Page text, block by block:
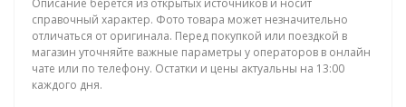
Описание берется из открытых источников и носит
справочный характер. Фото товара может незначительно
отличаться от оригинала. Перед покупкой или поездкой в
магазин уточняйте важные параметры у операторов в онлайн
чате или по телефону. Остатки и цены актуальны на 13:00
каждого дня.